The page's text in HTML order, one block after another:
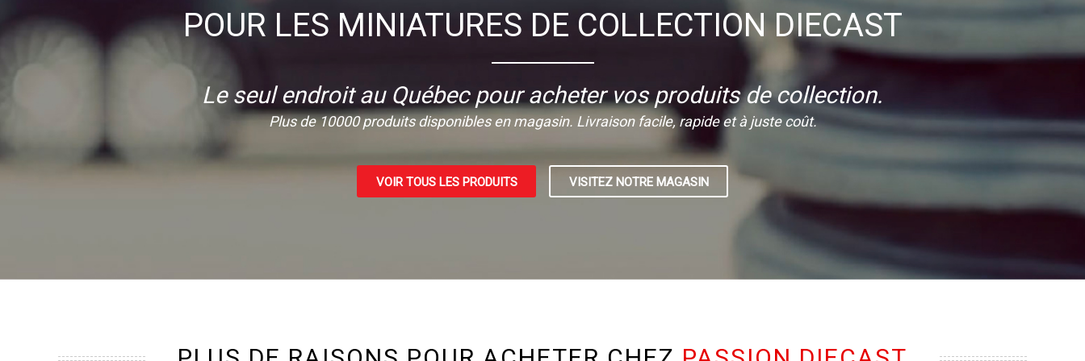
POUR LES MINIATURES DE COLLECTION DIECAST
Le seul endroit au Québec pour acheter vos produits de collection.
Plus de 10000 produits disponibles en magasin. Livraison facile, rapide et à juste coût.
VOIR TOUS LES PRODUITS VISITEZ NOTRE MAGASIN